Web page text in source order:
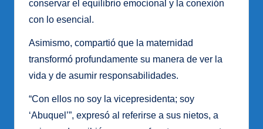
conservar el equilibrio emocional y la conexión
con lo esencial.
Asimismo, compartió que la maternidad
transformó profundamente su manera de ver la
vida y de asumir responsabilidades.
“Con ellos no soy la vicepresidenta; soy
‘Abuquel’”, expresó al referirse a sus nietos, a